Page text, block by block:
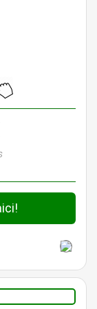
Bucuresti • Bucuresti Avocat •